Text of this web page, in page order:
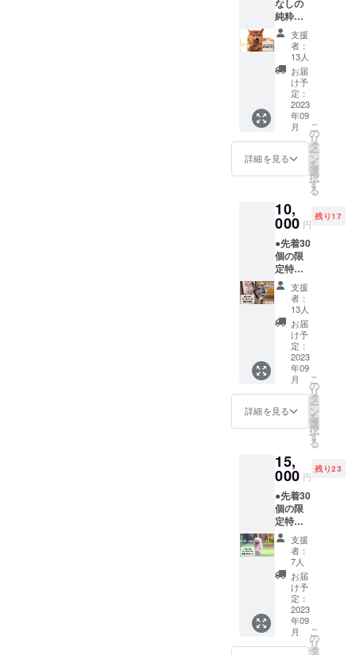
りくだ
さい。
※とろ
なま
チョコ
（商品
サイズ
直径：
11.5cm
／高
4cm／
およそ2
※ブリュ
レ（商
品サイ
ズ 直
径：約
11.5cm
／高
さ：約
3.5cm
／およ
そ2～3
人前）
・原材
料及び
添加物
品表示
はお届
ルに表
記され
ます。
商品
開封前
には必
ずお届
けのリ
ターン
に貼付
された
ラベル
や注意
書きを
方の詳
細説明
を同梱
してお
送りし
ます。
・賞味
期限は
冷凍保
存で1か
月間と
なって
おりま
にお召
し上が
さい。
※とろ
なま
チョコ
（商品
サイズ
直径：
11.5cm
／高
さ：約
4cm／
およそ2
～3人
前）
※ブリュ
品サイ
ズ 直
径：約
11.5cm
／高
さ：約
3.5cm
／およ
そ2～3
人前）
※バウ
ムクー
ヘン
S（商品
サイズ
ビュッ
フェの
チケッ
ト5枚で
す。
毎回行
列ので
きるス
イーツ
ビュッ
フェを
ご希望
の日程
す！ ●
ビュッ
フェは
10:00か
ら開
始、
16:00に
オー
ダース
トップ
となり
ます。
■注意事
項 ・チ
ケット1
枚で1名
様のご
複数枚
利用で
プでの
利用も
可能で
す。 ・
食べ放
題を実
施した
い日時
と人数
を事前
にご連
絡くだ
純粋応
援プラ
ンで
す。 ●
ご支援
に感謝
してプ
ロジェ
クト
オー
ナーよ
りお礼
のメッ
セージ
りしま
す。 ●
マメノ
キドッ
グパー
クの準
備状況
やお得
な商
品、イ
ベント
情報に
ついて
もあわ
せてお
届けし
ます。
ターン
が必要
ない方
はこち
らをお
選びく
ださ
い。 ※
ご支援
金額は
任意に
増額し
ていた
だけま
すの
で、ご
支援
者：
13人
お届
け予
定：
2023
年09
月
詳細を見る
こ
の
リ
タ
ー
ン
を
選
択
す
る
10,
000 円
残り17
●先着30
個の限
定特典
です。
●マメノ
キドッ
グパー
クのプ
レオー
プンイ
ベント
にご招
待しま
す。 ●
オープ
ン前の
キドッ
グパー
クを楽
しんで
いただ
くこと
ができ
ます。
●2023
年9月中
に開催
しま
す。 ●
開催場
所は千
葉県富
支援
者：
13人
お届
け予
定：
2023
年09
月
詳細を見る
こ
の
リ
タ
ー
ン
を
選
択
す
る
15,
000 円
残り23
●先着30
個の限
定特典
です。
●通常
29,000
円の
ドッグ
ラン年
間パス
ポート
を割引
価格で
支援
者：
7人
お届
け予
定：
2023
年09
月
こ
の
リ
タ